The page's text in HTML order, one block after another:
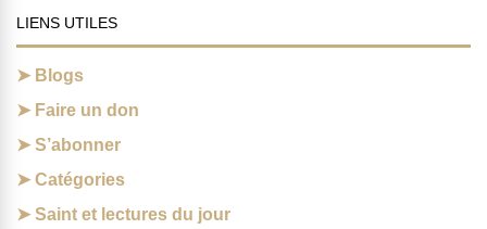
LIENS UTILES
Blogs
Faire un don
S’abonner
Catégories
Saint et lectures du jour